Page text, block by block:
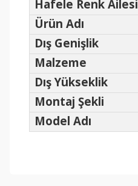
Hafele Renk Ailesi
Ürün Adı
Dış Genişlik
Malzeme
Dış Yükseklik
Montaj Şekli
Model Adı